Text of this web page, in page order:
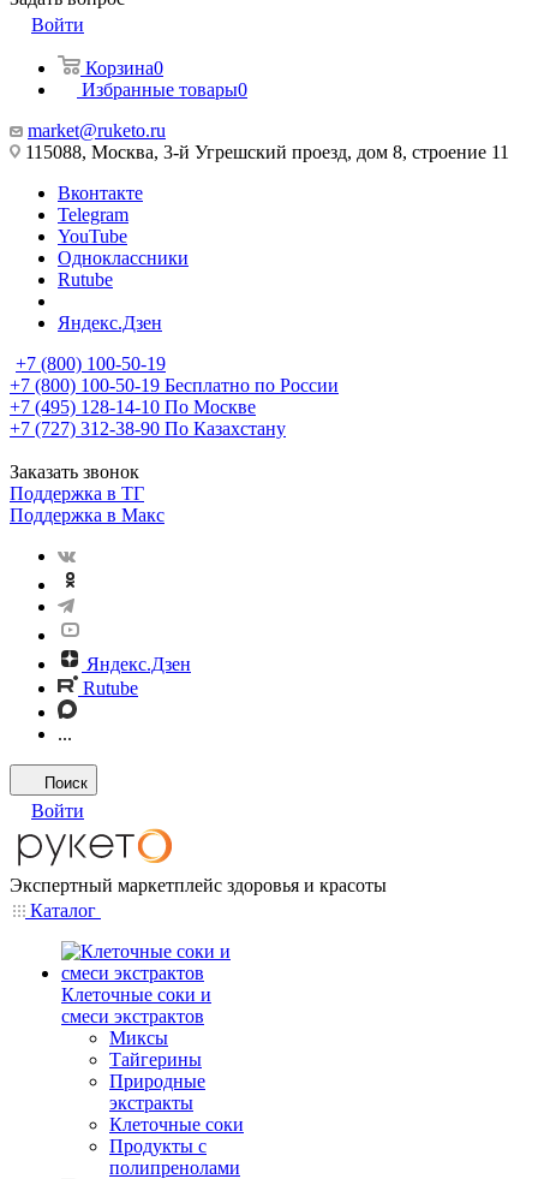
Войти
Корзина0
Избранные товары0
market@ruketo.ru
115088, Москва, 3-й Угрешский проезд, дом 8, строение 11
Вконтакте
Telegram
YouTube
Одноклассники
Rutube
Яндекс.Дзен
+7 (800) 100-50-19
+7 (800) 100-50-19 Бесплатно по России
+7 (495) 128-14-10 По Москве
+7 (727) 312-38-90 По Казахстану
Заказать звонок
Поддержка в ТГ
Поддержка в Макс
Яндекс.Дзен
Rutube
...
Поиск
Войти
Экспертный маркетплейс здоровья и красоты
Каталог
Клеточные соки и
смеси экстрактов
Миксы
Тайгерины
Природные
экстракты
Клеточные соки
Продукты с
полипренолами